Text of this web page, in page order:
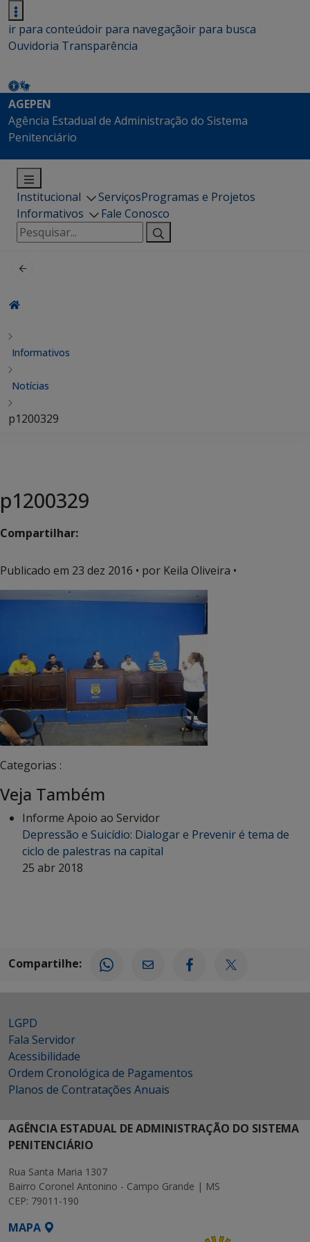
ir para conteúdoir para navegaçãoir para busca
Ouvidoria Transparência
AGEPEN
Agência Estadual de Administração do Sistema
Penitenciário
Institucional ServiçosProgramas e Projetos
Informativos
Fale Conosco
Pesquisar
por:
Informativos
Notícias
p1200329
p1200329
Compartilhar:
Publicado em 23 dez 2016 • por Keila Oliveira •
Categorias :
Veja Também
Informe Apoio ao Servidor
Depressão e Suicídio: Dialogar e Prevenir é tema de
ciclo de palestras na capital
25 abr 2018
Compartilhe:
LGPD
Fala Servidor
Acessibilidade
Ordem Cronológica de Pagamentos
Planos de Contratações Anuais
AGÊNCIA ESTADUAL DE ADMINISTRAÇÃO DO SISTEMA
PENITENCIÁRIO
Rua Santa Maria 1307
Bairro Coronel Antonino - Campo Grande | MS
CEP: 79011-190
MAPA